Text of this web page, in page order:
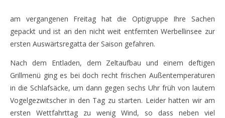
am vergangenen Freitag hat die Optigruppe Ihre Sachen
gepackt und ist an den nicht weit entfernten Werbellinsee zur
ersten Auswärtsregatta der Saison gefahren.
Nach dem Entladen, dem Zeltaufbau und einem deftigen
Grillmenü ging es bei doch recht frischen Außentemperaturen
in die Schlafsäcke, um dann gegen sechs Uhr früh von lautem
Vogelgezwitscher in den Tag zu starten. Leider hatten wir am
ersten Wettfahrttag zu wenig Wind, so dass neben viel